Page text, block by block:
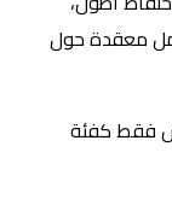
معقدة حول
فقط كفئة